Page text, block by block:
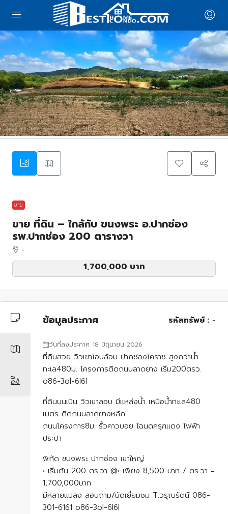
ขาย
ขาย ที่ดิน – ใกล้กับ ขนงพระ อ.ปากช่อง
รพ.ปากช่อง 200 ตารางวา
-
1,700,000 บาท
ข้อมูลประกาศ รหัสทรัพย์ : -
วันที่ลงประกาศ 18 มิถุนายน 2026
ที่ดินสวย วิวเขาโอบล้อม ปากช่องโคราช สูงกว่าน้ำ
ทะเล480ม. โครงการติดถนนลาดยาง เริ่ม200ตรว.
o86-3ol-6l6l
ที่ดินบนเนิน วิวเขาลอบ มีแหล่งน้ำ เหนือน้ำทะเล480
เมตร ติดถนนลาดยางหลัก
ถนนโครงการ8ม. รั้วคาวบอย โฉนดครุฑแดง ไฟฟ้า
ประปา
พิกัด ขนงพระ ปากช่อง เขาใหญ่
• เริ่มต้น 200 ตร.วา @• เพียง 8,500 บาท / ตร.วา =
1,700,000บาท
มีหลายแปลง สอบถาม/นัดเยี่ยมชม T.วรุณรัตน์ 086-
301-6161 o86-3ol-6l6l